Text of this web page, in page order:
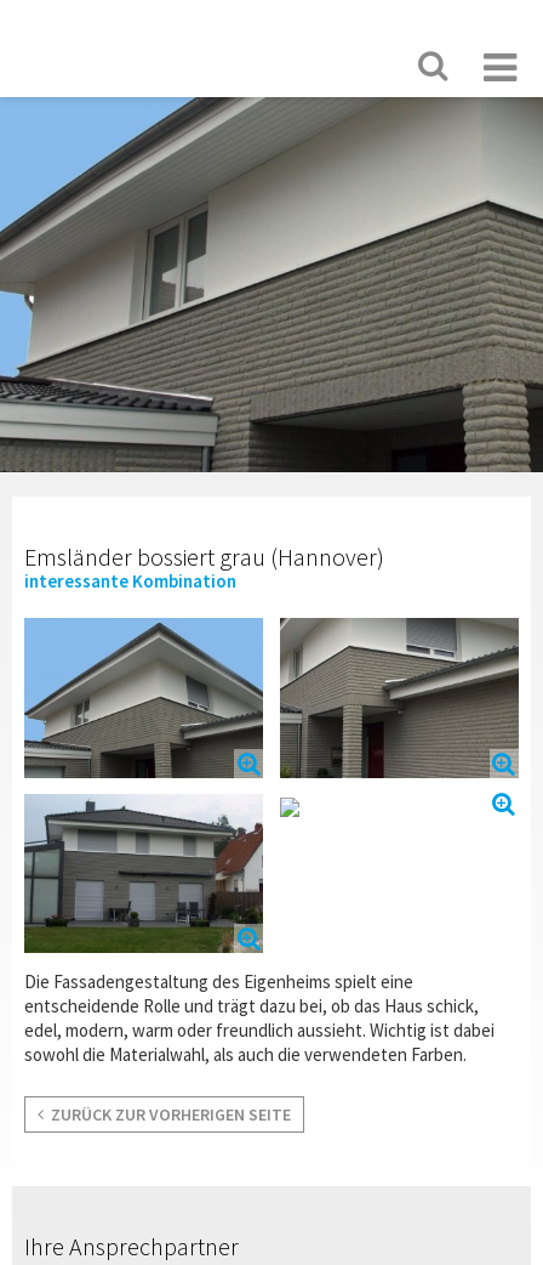
Emsländer bossiert grau (Hannover)
interessante Kombination
Die Fassadengestaltung des Eigenheims spielt eine
entscheidende Rolle und trägt dazu bei, ob das Haus schick,
edel, modern, warm oder freundlich aussieht. Wichtig ist dabei
sowohl die Materialwahl, als auch die verwendeten Farben.
ZURÜCK ZUR VORHERIGEN SEITE
Ihre Ansprechpartner